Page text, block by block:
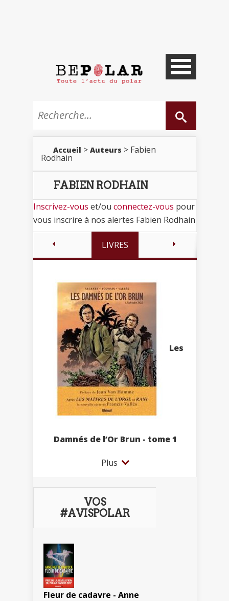
Accueil > Auteurs > Fabien
Rodhain
FABIEN RODHAIN
Inscrivez-vous et/ou connectez-vous pour
vous inscrire à nos alertes Fabien Rodhain
LIVRES
Les
Damnés de l’Or Brun - tome 1
Plus
VOS
#AVISPOLAR
Fleur de cadavre - Anne